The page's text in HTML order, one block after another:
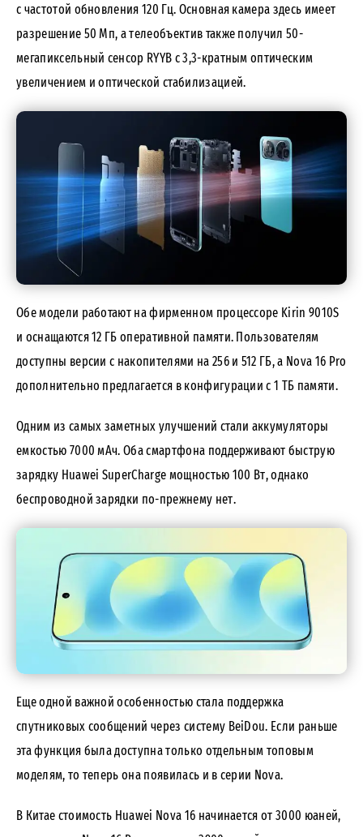
с частотой обновления 120 Гц. Основная камера здесь имеет
разрешение 50 Мп, а телеобъектив также получил 50-
мегапиксельный сенсор RYYB с 3,3-кратным оптическим
увеличением и оптической стабилизацией.
Обе модели работают на фирменном процессоре Kirin 9010S
и оснащаются 12 ГБ оперативной памяти. Пользователям
доступны версии с накопителями на 256 и 512 ГБ, а Nova 16 Pro
дополнительно предлагается в конфигурации с 1 ТБ памяти.
Одним из самых заметных улучшений стали аккумуляторы
емкостью 7000 мАч. Оба смартфона поддерживают быструю
зарядку Huawei SuperCharge мощностью 100 Вт, однако
беспроводной зарядки по-прежнему нет.
Еще одной важной особенностью стала поддержка
спутниковых сообщений через систему BeiDou. Если раньше
эта функция была доступна только отдельным топовым
моделям, то теперь она появилась и в серии Nova.
В Китае стоимость Huawei Nova 16 начинается от 3000 юаней,